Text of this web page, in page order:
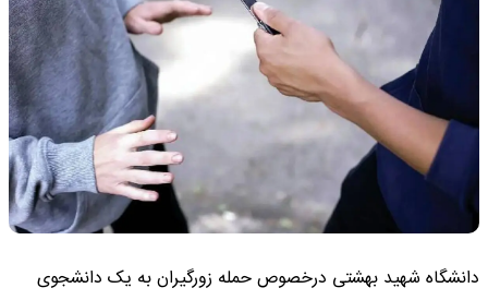
دانشگاه شهید بهشتی درخصوص حمله زورگیران به یک دانشجوی